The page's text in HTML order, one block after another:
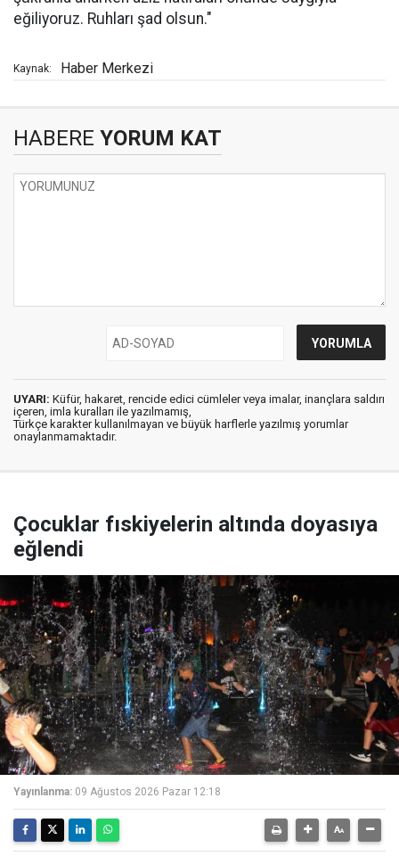
eğiliyoruz. Ruhları şad olsun."
Kaynak: Haber Merkezi
HABERE YORUM KAT
UYARI: Küfür, hakaret, rencide edici cümleler veya imalar, inançlara saldırı
içeren, imla kuralları ile yazılmamış,
Türkçe karakter kullanılmayan ve büyük harflerle yazılmış yorumlar
onaylanmamaktadır.
Çocuklar fıskiyelerin altında doyasıya
eğlendi
Yayınlanma: 09 Ağustos 2026 Pazar 12:18